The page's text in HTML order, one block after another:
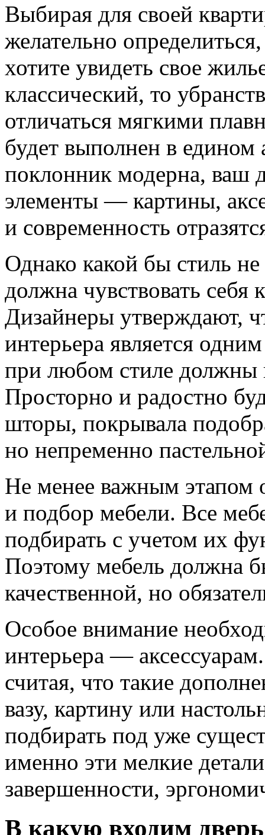
Выбирая для своей
желательно
хотите увидеть свое
классический, то
отличаться мягкими
будет выполнен в
поклонник модерна, ваш
элементы — картины,
и современность
Однако какой бы стиль
должна чувствовать
Дизайнеры утверждают,
интерьера является
при любом стиле должны
Просторно и радостно
шторы, покрывала
но непременно
Не менее важным этапом
и подбор мебели. Все
подбирать с учетом их
Поэтому мебель должна
качественной, но
Особое внимание
интерьера —
считая, что такие
вазу, картину или
подбирать под уже
именно эти мелкие
завершенности,
В какую входим дверь